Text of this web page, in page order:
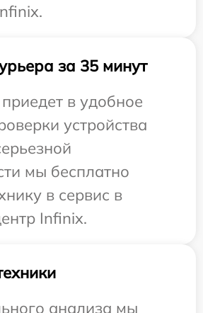
за 35 минут
в удобное
устройства
мы бесплатно
в сервис в
Infinix.
анализа мы